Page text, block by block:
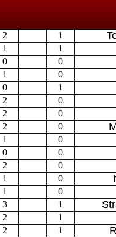
2 1
1 1
0 0
1 0
0 1
2 0
2 0
2 0
1 0
0 0
2 0
1 0
1 0
3 1
2 1
2 1